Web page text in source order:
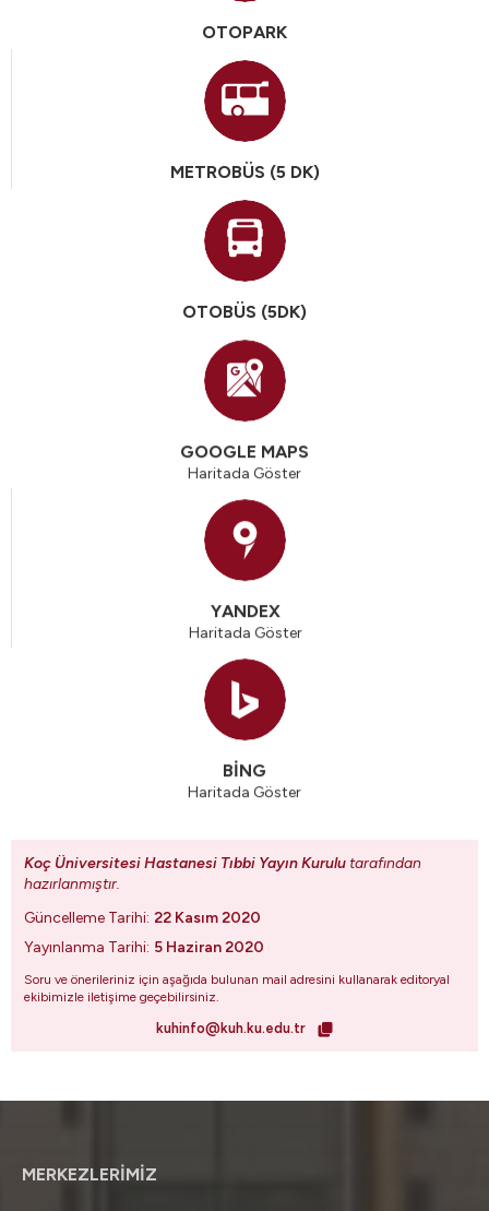
OTOPARK
METROBÜS (5 DK)
OTOBÜS (5DK)
GOOGLE MAPS
Haritada Göster
YANDEX
Haritada Göster
BİNG
Haritada Göster
Koç Üniversitesi Hastanesi Tıbbi Yayın Kurulu tarafından
hazırlanmıştır.
Güncelleme Tarihi: 22 Kasım 2020
Yayınlanma Tarihi: 5 Haziran 2020
Soru ve önerileriniz için aşağıda bulunan mail adresini kullanarak editoryal
ekibimizle iletişime geçebilirsiniz.
kuhinfo@kuh.ku.edu.tr
MERKEZLERİMİZ